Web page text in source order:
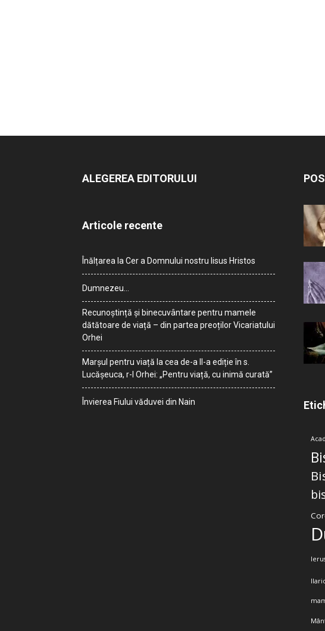
ALEGEREA EDITORULUI
Articole recente
Înălțarea la Cer a Domnului nostru Iisus Hristos
Dumnezeu…
Recunoștință și binecuvântare pentru mamele
dătătoare de viață – din partea preoților Vicariatului
Orhei
Marșul pentru viață la cea de-a II-a ediție în s.
Lucășeuca, r-l Orhei: „Pentru viață, cu inimă curată”
Învierea Fiului văduvei din Nain